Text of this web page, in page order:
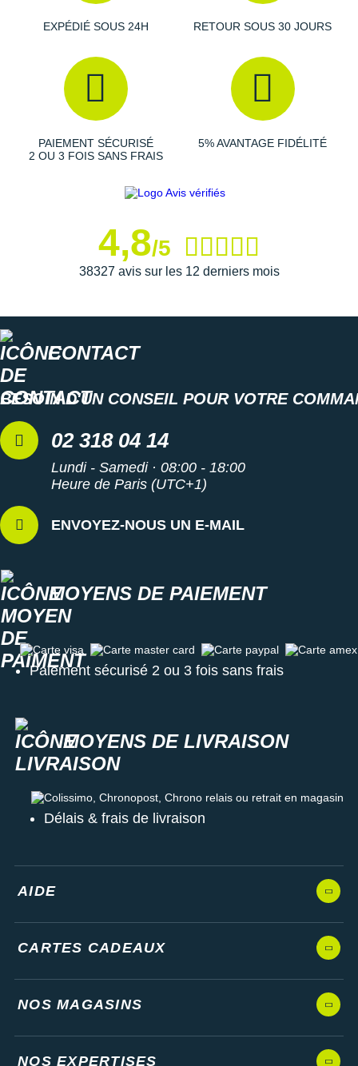
Caractéristiques de la chaussure de running Fresh Foam
680 V9 de New Balance
Drop : 8 mm.
Amorti:souple, la mousse intégrée promet une
absorption des chocs efficace et garantit des
Elle vous apporte un
soutien
bienvenu et assure une
(partie supérieure qui enveloppe votre
: la maille technique offre une respirabilité ciblée
d'adhérenceet de résistance, sur les routes sèches
transitions grâce à un bon
Semelle intérieure amovible
Poids constaté chez i-Run : 259 g en taille 42
EXPÉDIÉ SOUS 24H RETOUR SOUS 30 JOURS
PAIEMENT SÉCURISÉ
2 OU 3 FOIS SANS FRAIS
5% AVANTAGE FIDÉLITÉ
4,8/5
38327 avis sur les 12 derniers mois
CONTACT
BESOIN D'UN CONSEIL POUR VOTRE
02 318 04 14
Lundi - Samedi · 08:00 - 18:00
Heure de Paris (UTC+1)
ENVOYEZ-NOUS UN E-MAIL
MOYENS DE PAIEMENT
Carte visa Carte master card Carte paypal Carte amex
Paiement sécurisé 2 ou 3 fois sans frais
MOYENS DE LIVRAISON
Colissimo, Chronopost, Chrono relais ou retrait en magasin
Délais & frais de livraison
AIDE
CARTES CADEAUX
NOS MAGASINS
NOS EXPERTISES